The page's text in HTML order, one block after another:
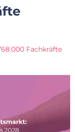
Fachkräfte